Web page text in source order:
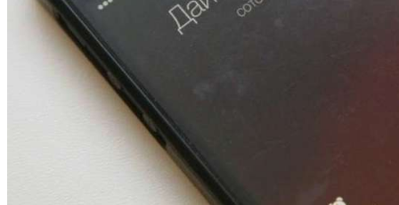
В Красноармейском районе Волгограда стартует
конкурс на ремонт моста через Волго‑Донской
судоходный канал
Фестиваль #ТриЧетыре в Волгограде пройдёт
11–13 сентября в рамках Года единства народов